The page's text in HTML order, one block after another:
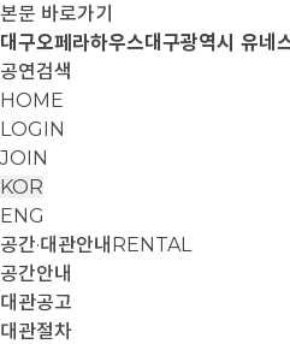
본문 바로가기
대구오페라하우스대구광역시 유네
공연검색
HOME
LOGIN
JOIN
KOR
ENG
공간·대관안내 RENTAL
공간안내
대관공고
대관절차